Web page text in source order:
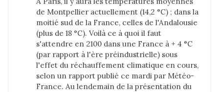
de Montpellier actuellement (14,2 °C) ; dans la
moitié sud de la France, celles de l'Andalousie
(plus de 18 °C). Voilà ce à quoi il faut
s'attendre en 2100 dans une France à + 4 °C
(par rapport à l'ère préindustrielle) sous
l'effet du réchauffement climatique en cours,
selon un rapport publié ce mardi par Météo-
France. Au lendemain de la présentation du